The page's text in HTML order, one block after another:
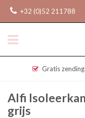
+32 (0)52 211788
Gratis
Alfi
grijs